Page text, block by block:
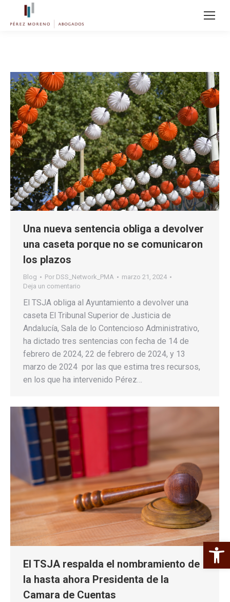
Abrir
Una nueva sentencia obliga a devolver
una caseta porque no se comunicaron
los plazos
Blog Por DSS_Network_PMA
marzo 21, 2024
Deja un comentario
El TSJA obliga al Ayuntamiento a devolver una
caseta El Tribunal Superior de Justicia de
Andalucía, Sala de lo Contencioso Administrativo,
ha dictado tres sentencias con fecha de 14 de
febrero de 2024, 22 de febrero de 2024, y 13
marzo de 2024 por las que estima tres recursos,
en los que ha intervenido Pérez…
El TSJA respalda el nombramiento de
la hasta ahora Presidenta de la
Camara de Cuentas